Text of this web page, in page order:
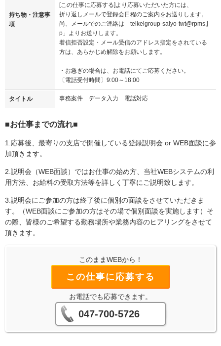
持ち物・注意事
項
[この仕事に応募する]より応募いただいた方には、
折り返しメールで登録会日程のご案内をお送りします。
尚、メールでのご連絡は「teikeigroup-saiyo-twt@rpms.j
p」よりお送りします。
着信拒否設定・メール受信のアドレス指定をされている
方は、あらかじめ解除をお願いします。
・お急ぎの場合は、お電話にてご応募ください。
〔電話受付時間〕9:00～18:00
タイトル 事務案件 データ入力 電話対応
■お仕事までの流れ■
1.応募後、最寄りの支店で開催している登録説明会 or WEB面談に参
加頂きます。
2.説明会（WEB面談）ではお仕事の始め方、当社WEBシステムの利
用方法、お給料の受取方法等を詳しく丁寧にご説明致します。
3.説明会にご参加の方は終了後に個別の面談をさせていただきま
す。（WEB面談にご参加の方はその場で個別面談を実施します）そ
の際、皆様のご希望する勤務場所や業務内容のヒアリングをさせて
頂きます。
このままWEBから！
この仕事に応募する
お電話でも応募できます。
047-700-5726